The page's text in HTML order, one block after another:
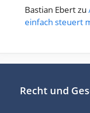
Bastian Ebertzu
einfach steuert
Recht und